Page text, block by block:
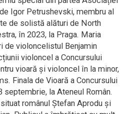
Igor Petrushevski, membru al
de solistă alături de North
în 2023, la Praga. Maria
de violoncelistul Benjamin
violoncel a Concursului
vioară și violoncel în la minor,
Finala de Vioară a Concursului
septembrie, la Ateneul Român.
românul Ștefan Aprodu și